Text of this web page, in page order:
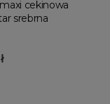
cekinowa
srebrna